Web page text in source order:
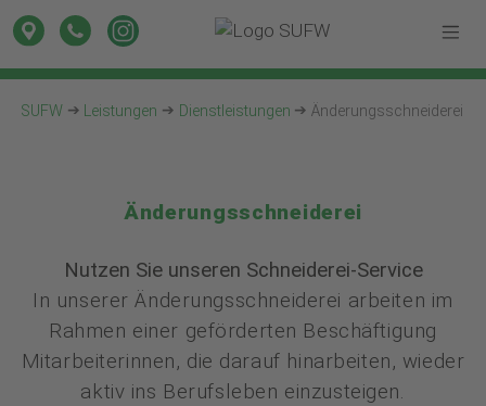
SUFW Leistungen Dienstleistungen Änderungsschneiderei
Änderungsschneiderei
Nutzen Sie unseren Schneiderei-Service
In unserer Änderungsschneiderei arbeiten im
Rahmen einer geförderten Beschäftigung
Mitarbeiterinnen, die darauf hinarbeiten, wieder
aktiv ins Berufsleben einzusteigen.